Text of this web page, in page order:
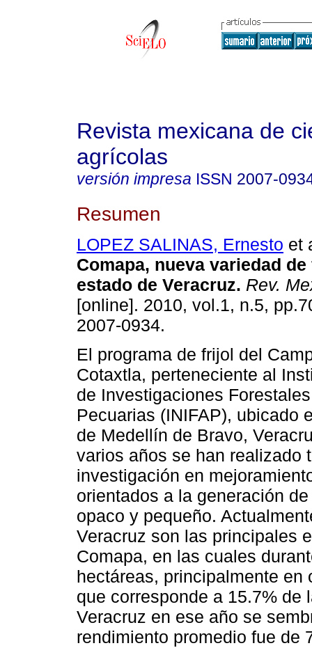
Revista mexicana de
agrícolas
versión impresa ISSN 2007-
Resumen
LOPEZ SALINAS, Ernesto et
Comapa, nueva variedad
estado de Veracruz. Rev.
[online]. 2010, vol.1, n.5,
2007-0934.
El programa de frijol del
Cotaxtla, perteneciente al
de Investigaciones
Pecuarias (INIFAP), ubicado
de Medellín de Bravo,
varios años se han realizado
investigación en
orientados a la generación
opaco y pequeño.
Veracruz son las principales
Comapa, en las cuales
hectáreas, principalmente
que corresponde a 15.7%
Veracruz en ese año se
rendimiento promedio fue de